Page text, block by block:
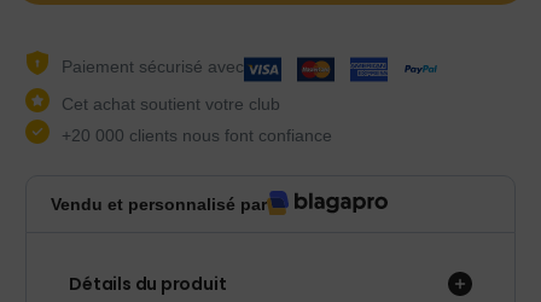
Paiement sécurisé avec
Cet achat soutient votre club
+20 000 clients nous font confiance
Vendu et personnalisé par
Détails du produit